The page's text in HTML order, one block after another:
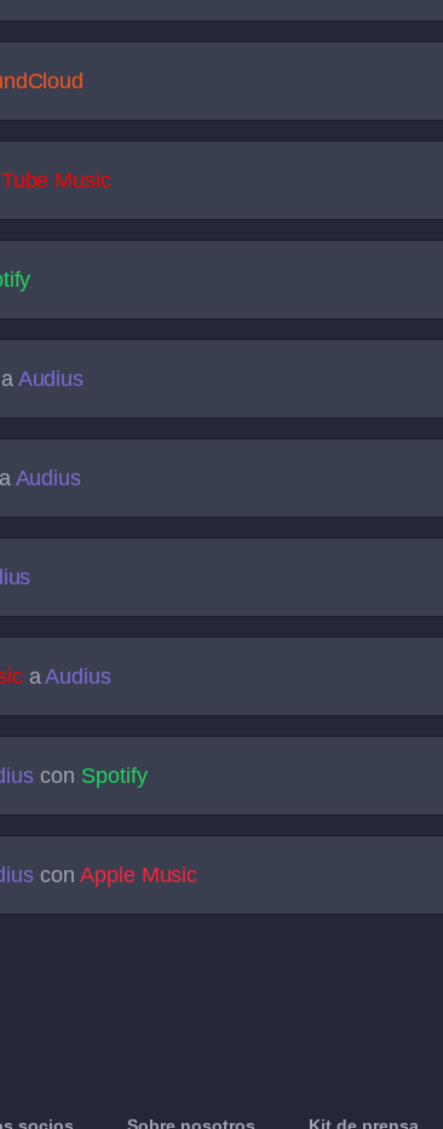
Music
a Audius
Audius
aAudius
con Spotify
con Apple Music